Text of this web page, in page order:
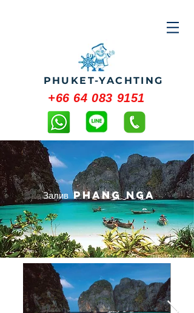
PHUKET-YACHTING
+66 64 083 9151
Залив Phang Nga